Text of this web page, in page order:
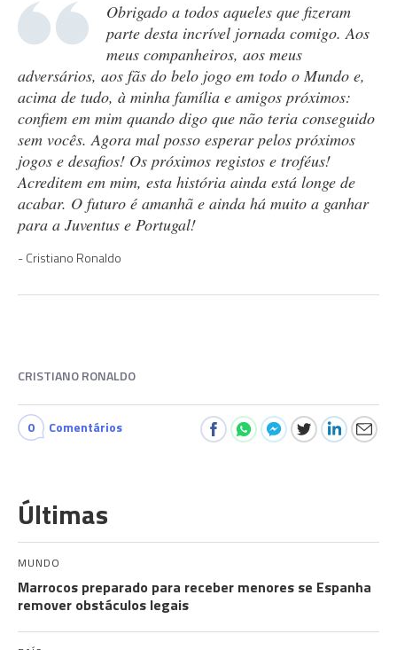
Obrigado a todos aqueles que fizeram
parte desta incrível jornada comigo. Aos
meus companheiros, aos meus
adversários, aos fãs do belo jogo em todo o Mundo e,
acima de tudo, à minha família e amigos próximos:
confiem em mim quando digo que não teria conseguido
sem vocês. Agora mal posso esperar pelos próximos
jogos e desafios! Os próximos registos e troféus!
Acreditem em mim, esta história ainda está longe de
acabar. O futuro é amanhã e ainda há muito a ganhar
para a Juventus e Portugal!
Cristiano Ronaldo
CRISTIANO RONALDO
0 Comentários
Últimas
MUNDO
Marrocos preparado para receber menores se Espanha
remover obstáculos legais